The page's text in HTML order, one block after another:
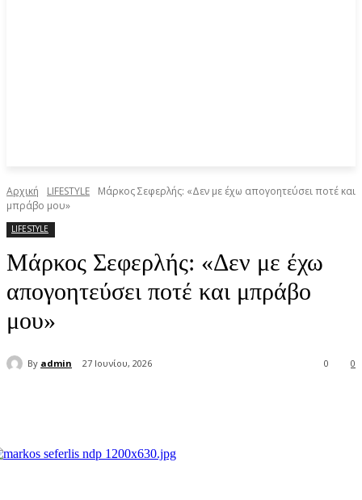
Αρχική LIFESTYLE
Μάρκος Σεφερλής: «Δεν με έχω απογοητεύσει ποτέ και
μπράβο μου»
LIFESTYLE
Μάρκος Σεφερλής: «Δεν με έχω
απογοητεύσει ποτέ και μπράβο
μου»
By admin 27 Ιουνίου, 2026 0
0